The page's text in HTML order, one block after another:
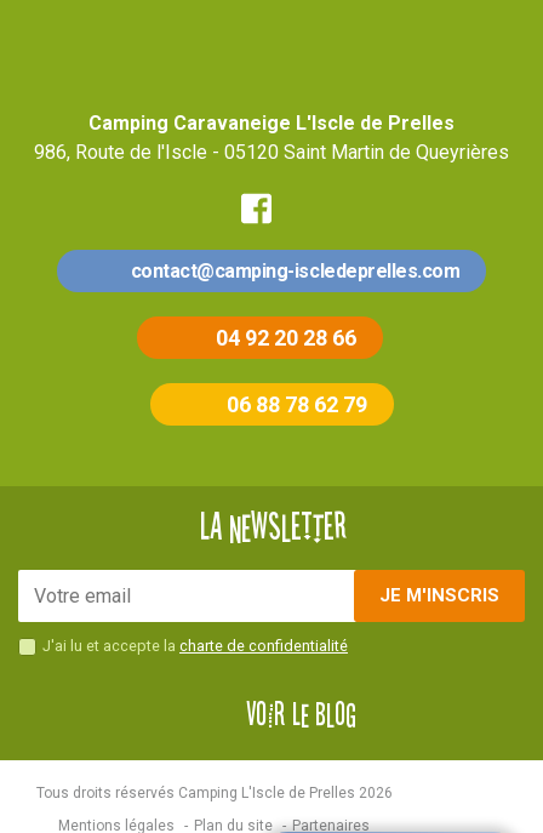
Camping Caravaneige L'Iscle de Prelles
986, Route de l'Iscle - 05120 Saint Martin de Queyrières
contact@camping-iscledeprelles.com
04 92 20 28 66
06 88 78 62 79
La newsletter
J'ai lu et accepte la charte de confidentialité
Veuillez laisser ce
JE M'INSCRIS
Voir le blog
Tous droits réservés Camping L'Iscle de Prelles 2026
Mentions légales
Plan du site Partenaires